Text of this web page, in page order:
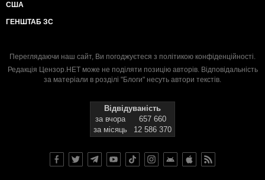
США
ГЕНШТАБ ЗС
Переглядаючи наш сайт, Ви погоджуєтеся з політикою конфіденційності.
Редакція Цензор.НЕТ може не поділяти позицію авторів. Відповідальність
за матеріали в розділі "Блоги" несуть автори текстів.
Відвідуваність
за вчора
657 660
за місяць
12 586 370